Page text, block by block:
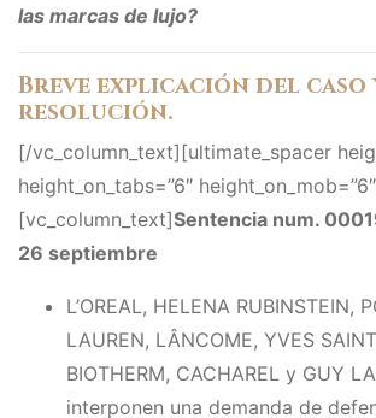
las marcas de lujo?
Breve explicación del caso
resolución.
[/vc_column_text][ultimate_spacer
height_on_tabs=”6″
[vc_column_text]Sentencia num.
26 septiembre
L’OREAL, HELENA RUBINSTEIN,
LAUREN, LÂNCOME, YVES
BIOTHERM, CACHAREL y GUY
interponen una demanda de